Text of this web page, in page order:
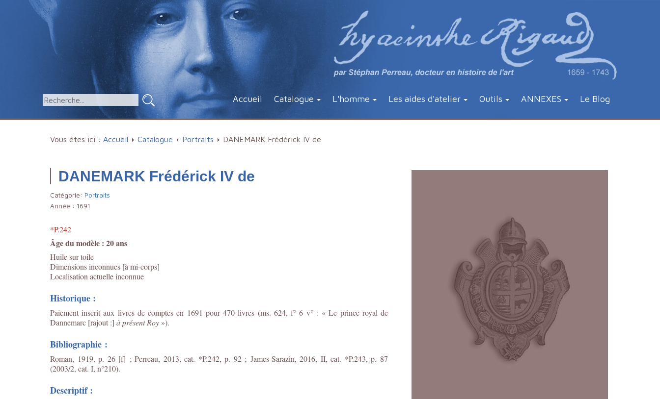
Accueil Catalogue L'homme Les aides d'atelier Outils ANNEXES Le Blog
Vous êtes ici : Accueil Catalogue Portraits DANEMARK Frédérick IV de
DANEMARK Frédérick IV de
Catégorie: Portraits
Année : 1691
*P.242
Âge du modèle : 20 ans
Huile sur toile
Dimensions inconnues [à mi-corps]
Localisation actuelle inconnue
Historique :
Paiement inscrit aux livres de comptes en 1691 pour 470 livres (ms. 624, f° 6 v° : « Le prince royal de
Dannemarc [rajout :] à présent Roy »).
Bibliographie :
Roman, 1919, p. 26 [f] ; Perreau, 2013, cat. *P.242, p. 92 ; James-Sarazin, 2016, II, cat. *P.243, p. 87
(2003/2, cat. I, n°210).
Descriptif :